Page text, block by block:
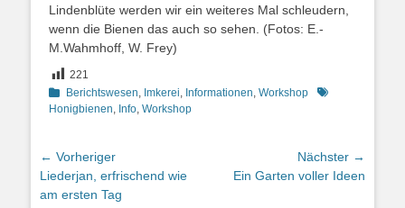
Lindenblüte werden wir ein weiteres Mal schleudern,
wenn die Bienen das auch so sehen. (Fotos: E.-
M.Wahmhoff, W. Frey)
221
Kategorien
Berichtswesen, Imkerei, Informationen, Workshop
Schlagworte
Honigbienen, Info, Workshop
Beitragsnavigation
← Vorheriger
Vorheriger
Beitrag:
Liederjan, erfrischend wie
am ersten Tag
Nächster →
NächsterEin Garten voller Ideen